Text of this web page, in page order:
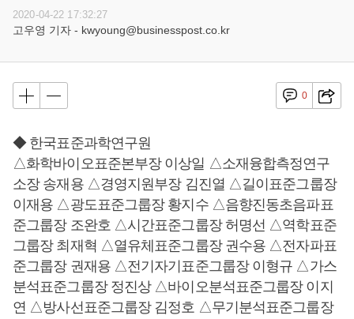
2020-04-22 17:32:27
고우영 기자 - kwyoung@businesspost.co.kr
0
◆ 한국표준과학연구원
△화학바이오표준본부장 이상일 △소재융합측정연구
소장 송재용 △경영지원부장 김진열 △길이표준그룹장
이재용 △광도표준그룹장 황지수 △음향진동초음파표
준그룹장 조완호 △시간표준그룹장 허명선 △역학표준
그룹장 최재혁 △열유체표준그룹장 권수용 △전자파표
준그룹장 권재용 △전기자기표준그룹장 이형규 △가스
분석표준그룹장 정진상 △바이오분석표준그룹장 이지
연 △방사선표준그룹장 김정호 △무기분석표준그룹장